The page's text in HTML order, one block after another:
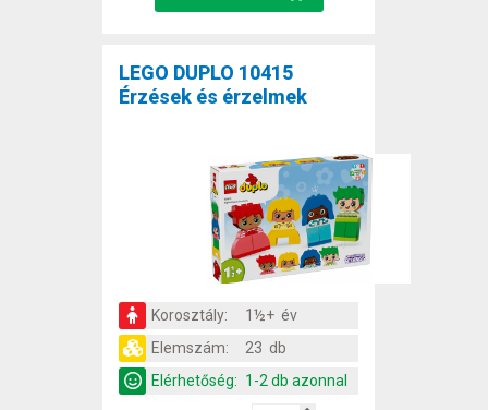
LEGO DUPLO 10415
Érzések és érzelmek
Korosztály:
1½+ év
Elemszám:
23 db
Elérhetőség: 1-2 db azonnal